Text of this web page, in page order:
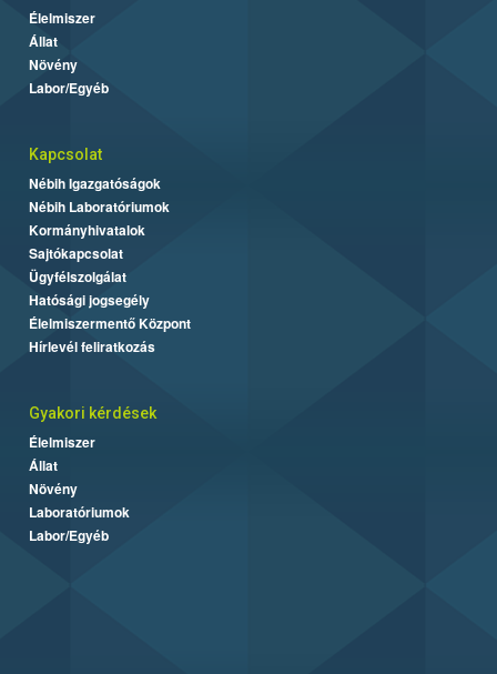
Élelmiszer
Állat
Növény
Labor/Egyéb
Kapcsolat
Nébih Igazgatóságok
Nébih Laboratóriumok
Kormányhivatalok
Sajtókapcsolat
Ügyfélszolgálat
Hatósági jogsegély
Élelmiszermentő Központ
Hírlevél feliratkozás
Gyakori kérdések
Élelmiszer
Állat
Növény
Laboratóriumok
Labor/Egyéb